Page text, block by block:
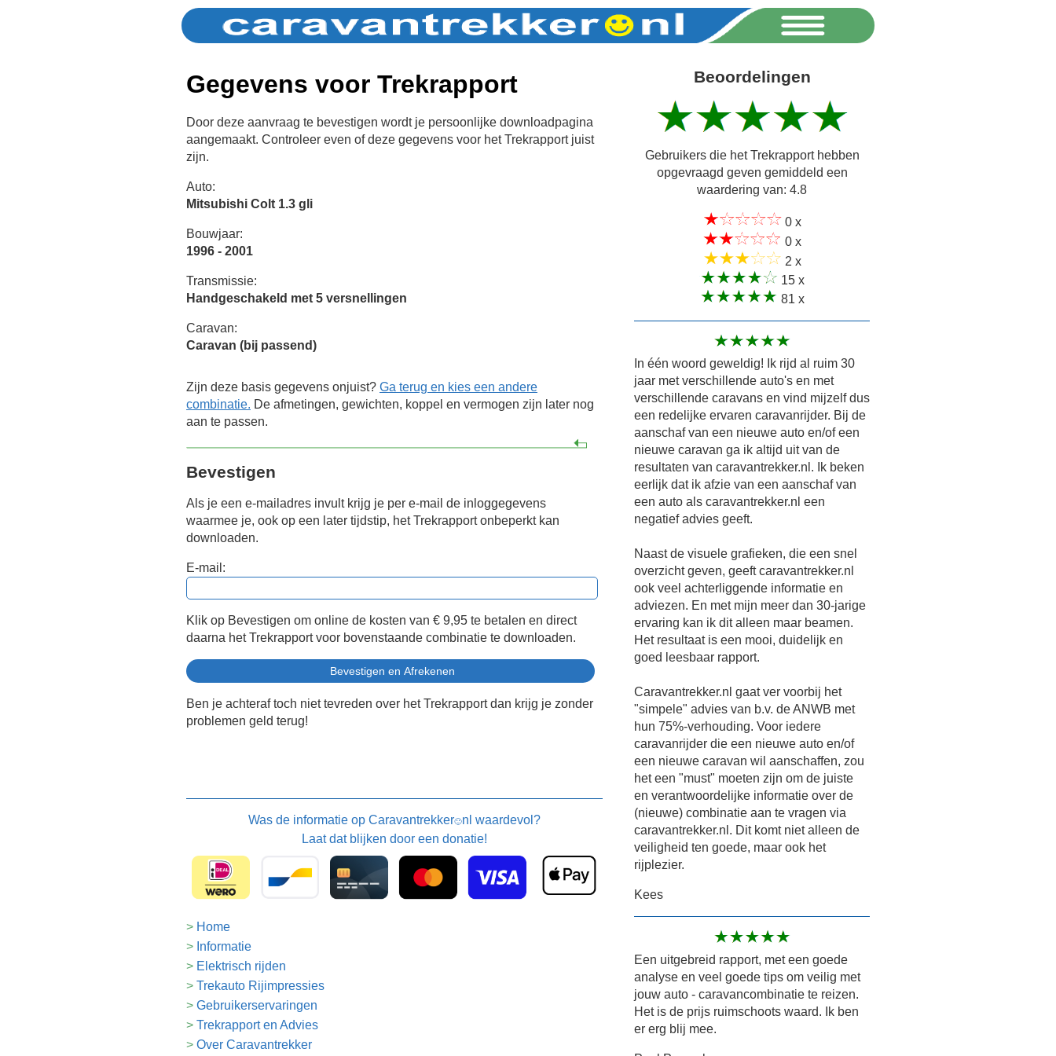
Gegevens voor Trekrapport
Door deze aanvraag te bevestigen wordt je persoonlijke downloadpagina
aangemaakt. Controleer even of deze gegevens voor het Trekrapport juist
zijn.
Auto:
Mitsubishi Colt 1.3 gli
Bouwjaar:
1996 - 2001
Transmissie:
Handgeschakeld met 5 versnellingen
Caravan:
Caravan (bij passend)
Zijn deze basis gegevens onjuist? Ga terug en kies een andere
combinatie. De afmetingen, gewichten, koppel en vermogen zijn later nog
aan te passen.
Bevestigen
Als je een e-mailadres invult krijg je per e-mail de inloggegevens
waarmee je, ook op een later tijdstip, het Trekrapport onbeperkt kan
downloaden.
E-mail:
Klik op Bevestigen om online de kosten van € 9,95 te betalen en direct
daarna het Trekrapport voor bovenstaande combinatie te downloaden.
Ben je achteraf toch niet tevreden over het Trekrapport dan krijg je zonder
problemen geld terug!
Beoordelingen
Gebruikers die het Trekrapport hebben
opgevraagd geven gemiddeld een
waardering van: 4.8
0 x
0 x
2 x
15 x
81 x
In één woord geweldig! Ik rijd al ruim 30
jaar met verschillende auto's en met
verschillende caravans en vind mijzelf dus
een redelijke ervaren caravanrijder. Bij de
aanschaf van een nieuwe auto en/of een
nieuwe caravan ga ik altijd uit van de
resultaten van caravantrekker.nl. Ik beken
eerlijk dat ik afzie van een aanschaf van
een auto als caravantrekker.nl een
negatief advies geeft.
Naast de visuele grafieken, die een snel
overzicht geven, geeft caravantrekker.nl
ook veel achterliggende informatie en
adviezen. En met mijn meer dan 30-jarige
ervaring kan ik dit alleen maar beamen.
Het resultaat is een mooi, duidelijk en
goed leesbaar rapport.
Caravantrekker.nl gaat ver voorbij het
"simpele" advies van b.v. de ANWB met
hun 75%-verhouding. Voor iedere
caravanrijder die een nieuwe auto en/of
een nieuwe caravan wil aanschaffen, zou
het een "must" moeten zijn om de juiste
en verantwoordelijke informatie over de
(nieuwe) combinatie aan te vragen via
caravantrekker.nl. Dit komt niet alleen de
veiligheid ten goede, maar ook het
rijplezier.
Kees
Een uitgebreid rapport, met een goede
analyse en veel goede tips om veilig met
jouw auto - caravancombinatie te reizen.
Het is de prijs ruimschoots waard. Ik ben
er erg blij mee.
Was de informatie op Caravantrekker🙂nl waardevol?
Laat dat blijken door een donatie!
Home
Informatie
Elektrisch rijden
Trekauto Rijimpressies
Gebruikerservaringen
Trekrapport en Advies
Over Caravantrekker